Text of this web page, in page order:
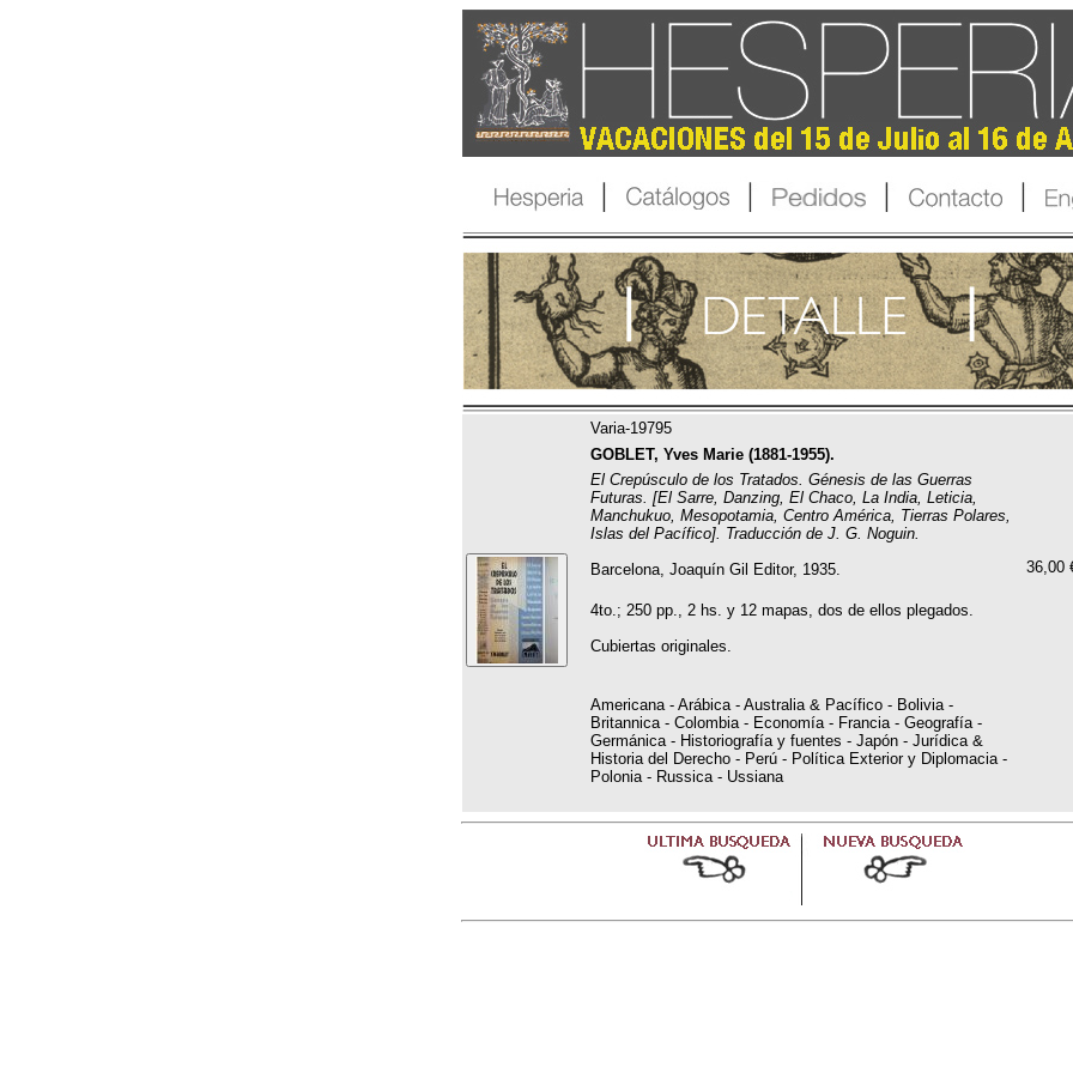
Varia-19795
GOBLET, Yves Marie (1881-1955).
36,00
El Crepúsculo de los Tratados. Génesis de las Guerras
Futuras. [El Sarre, Danzing, El Chaco, La India, Leticia,
Manchukuo, Mesopotamia, Centro América, Tierras Polares,
Islas del Pacífico]. Traducción de J. G. Noguin.
Barcelona, Joaquín Gil Editor, 1935.
4to.; 250 pp., 2 hs. y 12 mapas, dos de ellos plegados.
Cubiertas originales.
Americana - Arábica - Australia & Pacífico - Bolivia -
Britannica - Colombia - Economía - Francia - Geografía -
Germánica - Historiografía y fuentes - Japón - Jurídica &
Historia del Derecho - Perú - Política Exterior y Diplomacia -
Polonia - Russica - Ussiana